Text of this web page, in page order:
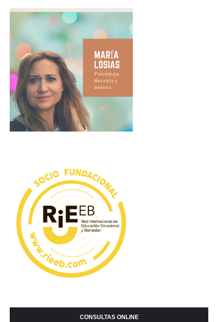
CONSULTAS ONLINE